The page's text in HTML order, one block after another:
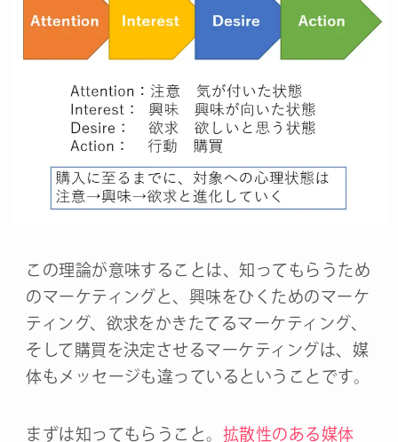
この理論が意味することは、知ってもらうため
のマーケティングと、興味をひくためのマーケ
ティング、欲求をかきたてるマーケティング、
そして購買を決定させるマーケティングは、媒
体もメッセージも違っているということです。
まずは知ってもらうこと。 拡散性のある媒体